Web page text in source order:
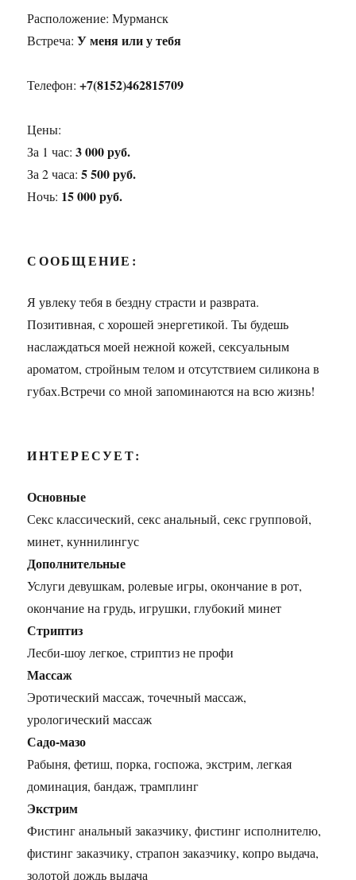
Расположение:Мурманск
Встреча:У меня или у тебя
Телефон:+7(8152)462815709
Цены:
За 1 час:3 000 руб.
За 2 часа:5 500 руб.
Ночь: 15 000 руб.
СООБЩЕНИЕ:
Я увлеку тебя в бездну страсти и разврата.
Позитивная, с хорошей энергетикой. Ты будешь
наслаждаться моей нежной кожей, сексуальным
ароматом, стройным телом и отсутствием силикона в
губах.Встречи со мной запоминаются на всю жизнь!
ИНТЕРЕСУЕТ:
Основные
Секс классический, секс анальный, секс групповой,
минет, куннилингус
Дополнительные
Услуги девушкам, ролевые игры, окончание в рот,
окончание на грудь, игрушки, глубокий минет
Стриптиз
Лесби-шоу легкое, стриптиз не профи
Массаж
Эротический массаж, точечный массаж,
урологический массаж
Садо-мазо
Рабыня, фетиш, порка, госпожа, экстрим, легкая
доминация, бандаж, трамплинг
Экстрим
Фистинг анальный заказчику, фистинг исполнителю,
фистинг заказчику, страпон заказчику, копро выдача,
золотой дождь выдача